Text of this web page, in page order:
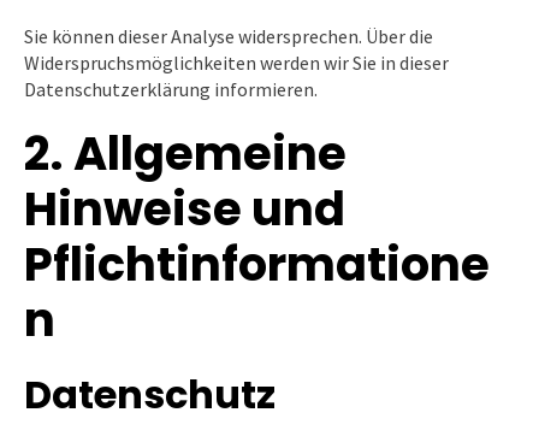
Sie können dieser Analyse widersprechen. Über die
Widerspruchsmöglichkeiten werden wir Sie in dieser
Datenschutzerklärung informieren.
2. Allgemeine
Hinweise und
Pflichtinformatione
n
Datenschutz